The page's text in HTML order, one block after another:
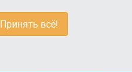
Принять всё!